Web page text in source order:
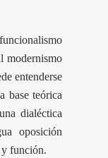
modernismo
entenderse
base teórica
dialéctica
oposición
y función.